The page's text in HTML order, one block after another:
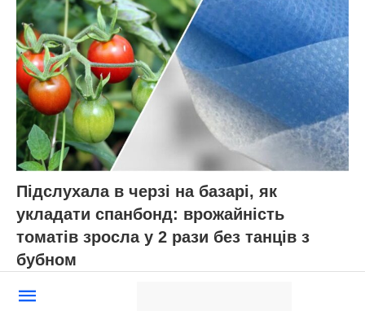
Підслухала в черзі на базарі, як
укладати спанбонд: врожайність
томатів зросла у 2 рази без танців з
бубном